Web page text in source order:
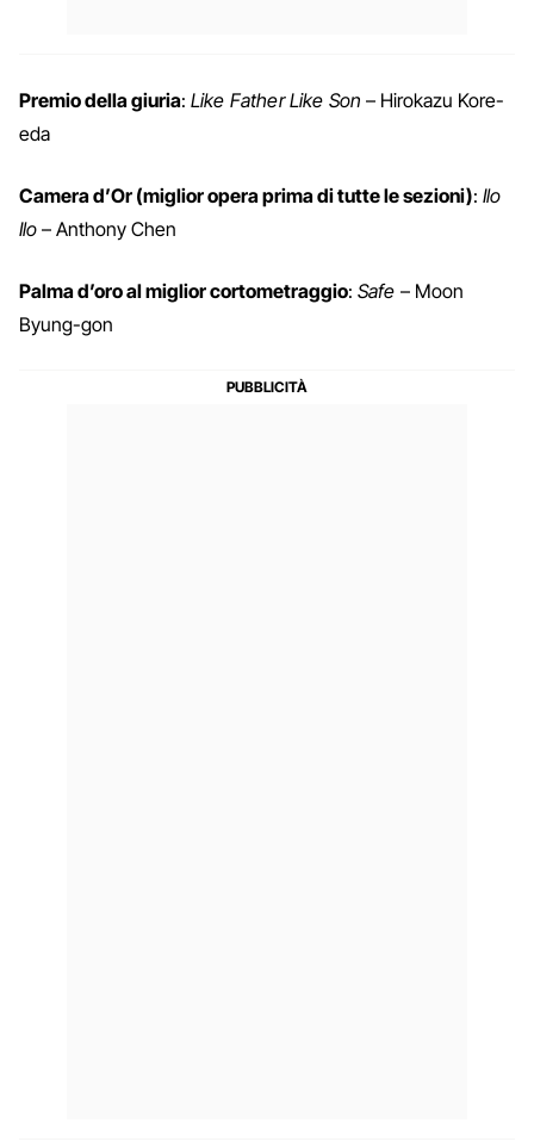
Premio della giuria: Like Father Like Son – Hirokazu Kore-
eda
Camera d’Or (miglior opera prima di tutte le sezioni): Ilo
Ilo – Anthony Chen
Palma d’oro al miglior cortometraggio: Safe – Moon
Byung-gon